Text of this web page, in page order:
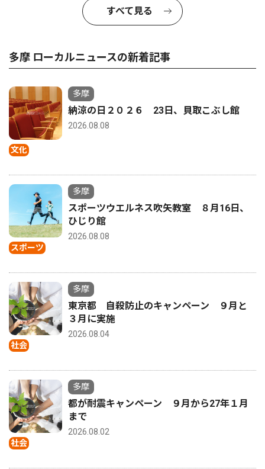
すべて見る
多摩 ローカルニュースの新着記事
文化
多摩
納涼の日２０２６ 23日、貝取こぶし館
2026.08.08
スポーツ
多摩
スポーツウエルネス吹矢教室 ８月16日、
ひじり館
2026.08.08
社会
多摩
東京都 自殺防止のキャンペーン ９月と
３月に実施
2026.08.04
社会
多摩
都が耐震キャンペーン ９月から27年１月
まで
2026.08.02